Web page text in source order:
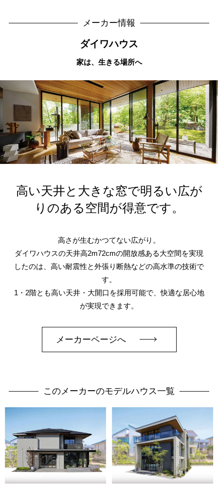
メーカー情報
ダイワハウス
家は、生きる場所へ
高い天井と大きな窓で明るい広が
りのある空間が得意です。
高さが生むかつてない広がり。
ダイワハウスの天井高2m72cmの開放感ある大空間を実現
したのは、高い耐震性と外張り断熱などの高水準の技術で
す。
1・2階とも高い天井・大開口を採用可能で、快適な居心地
が実現できます。
メーカーページへ
このメーカーのモデルハウス一覧